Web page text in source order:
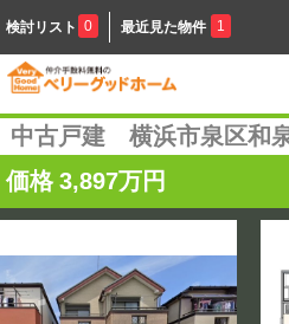
検討リスト 0 最近見た物件 1
中古戸建 横浜市泉区和
価格 3,897万円